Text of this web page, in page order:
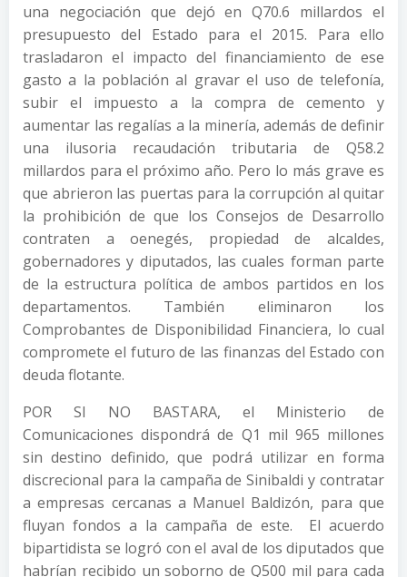
una negociación que dejó en Q70.6 millardos el
presupuesto del Estado para el 2015. Para ello
trasladaron el impacto del financiamiento de ese
gasto a la población al gravar el uso de telefonía,
subir el impuesto a la compra de cemento y
aumentar las regalías a la minería, además de definir
una ilusoria recaudación tributaria de Q58.2
millardos para el próximo año. Pero lo más grave es
que abrieron las puertas para la corrupción al quitar
la prohibición de que los Consejos de Desarrollo
contraten a oenegés, propiedad de alcaldes,
gobernadores y diputados, las cuales forman parte
de la estructura política de ambos partidos en los
departamentos. También eliminaron los
Comprobantes de Disponibilidad Financiera, lo cual
compromete el futuro de las finanzas del Estado con
deuda flotante.
POR SI NO BASTARA, el Ministerio de
Comunicaciones dispondrá de Q1 mil 965 millones
sin destino definido, que podrá utilizar en forma
discrecional para la campaña de Sinibaldi y contratar
a empresas cercanas a Manuel Baldizón, para que
fluyan fondos a la campaña de este. El acuerdo
bipartidista se logró con el aval de los diputados que
habrían recibido un soborno de Q500 mil para cada